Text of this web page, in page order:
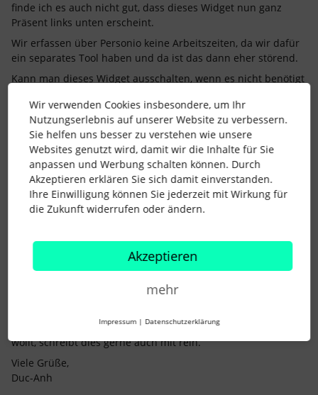
finde ich es auch nicht gut, dass dieses Widget nun ganz
Präsent links unten erscheint.
Wir erfassen über Personio keine Arbeitszeiten, da wir dafür
ein separates Tool haben und da ist das dann eher störend.
Kann man dieses Widget ausschalten, wenn es nicht benötigt
Support Vergütungsmanagement
Forum|Forum|2 years ago
vielen lieben Dank für Deine Frage und Feedback!
Tut uns leid, dass die neue Funktion nicht so funktioniert wie
Ihr Euch das gewünscht habt. Ihr könnt uns Euer Feedback
gerne als Support-Ticket schreiben, da wir dadurch das
weitergeben können. Falls Ihr zur alten Ansicht zurückgehen
wollt, schreibt dies gerne auch mit rein.
Viele Grüße,
Duc-Anh
Wir verwenden Cookies insbesondere, um Ihr
Nutzungserlebnis auf unserer Website zu verbessern.
Sie helfen uns besser zu verstehen wie unsere
Websites genutzt wird, damit wir die Inhalte für Sie
anpassen und Werbung schalten können. Durch
Akzeptieren erklären Sie sich damit einverstanden.
Ihre Einwilligung können Sie jederzeit mit Wirkung für
die Zukunft widerrufen oder ändern.
Akzeptieren
mehr
Impressum | Datenschutzerklärung